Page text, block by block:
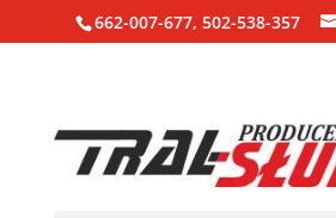
662-007-677, 502-538-357